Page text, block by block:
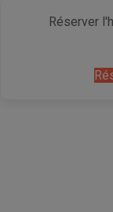
Réserver